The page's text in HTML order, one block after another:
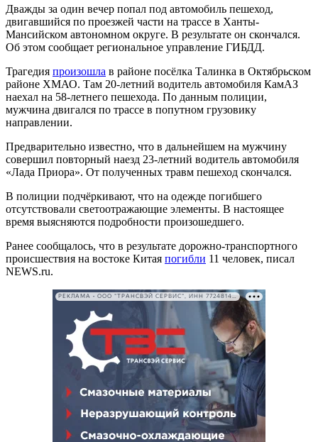
Дважды за один вечер попал под автомобиль пешеход,
двигавшийся по проезжей части на трассе в Ханты-
Мансийском автономном округе. В результате он скончался.
Об этом сообщает региональное управление ГИБДД.
Трагедия произошла в районе посёлка Талинка в Октябрьском
районе ХМАО. Там 20-летний водитель автомобиля КамАЗ
наехал на 58-летнего пешехода. По данным полиции,
мужчина двигался по трассе в попутном грузовику
направлении.
Предварительно известно, что в дальнейшем на мужчину
совершил повторный наезд 23-летний водитель автомобиля
«Лада Приора». От полученных травм пешеход скончался.
В полиции подчёркивают, что на одежде погибшего
отсутствовали светоотражающие элементы. В настоящее
время выясняются подробности произошедшего.
Ранее сообщалось, что в результате дорожно-транспортного
происшествия на востоке Китая погибли 11 человек, писал
NEWS.ru.
РЕКЛАМА • ООО "ТРАНСВЭЙ СЕРВИС", ИНН 7724814198